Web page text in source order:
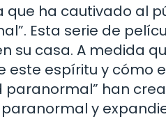
que ha cautivado al
Esta serie de
su casa. A medida
este espíritu y cómo
paranormal” han
y